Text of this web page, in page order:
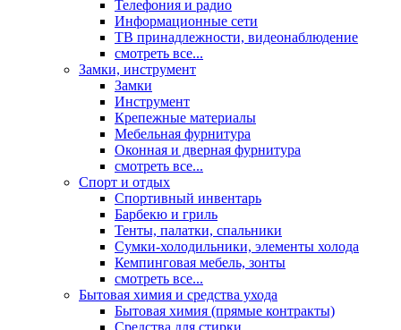
Телефония и радио
Информационные сети
ТВ принадлежности, видеонаблюдение
смотреть все...
Замки, инструмент
Замки
Инструмент
Крепежные материалы
Мебельная фурнитура
Оконная и дверная фурнитура
смотреть все...
Спорт и отдых
Спортивный инвентарь
Барбекю и гриль
Тенты, палатки, спальники
Сумки-холодильники, элементы холода
Кемпинговая мебель, зонты
смотреть все...
Бытовая химия и средства ухода
Бытовая химия (прямые контракты)
Средства для стирки